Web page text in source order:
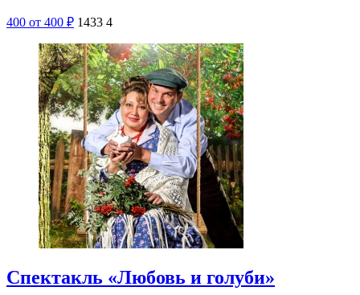
400 от 400 ₽ 1433 4
Спектакль «Любовь и голуби»